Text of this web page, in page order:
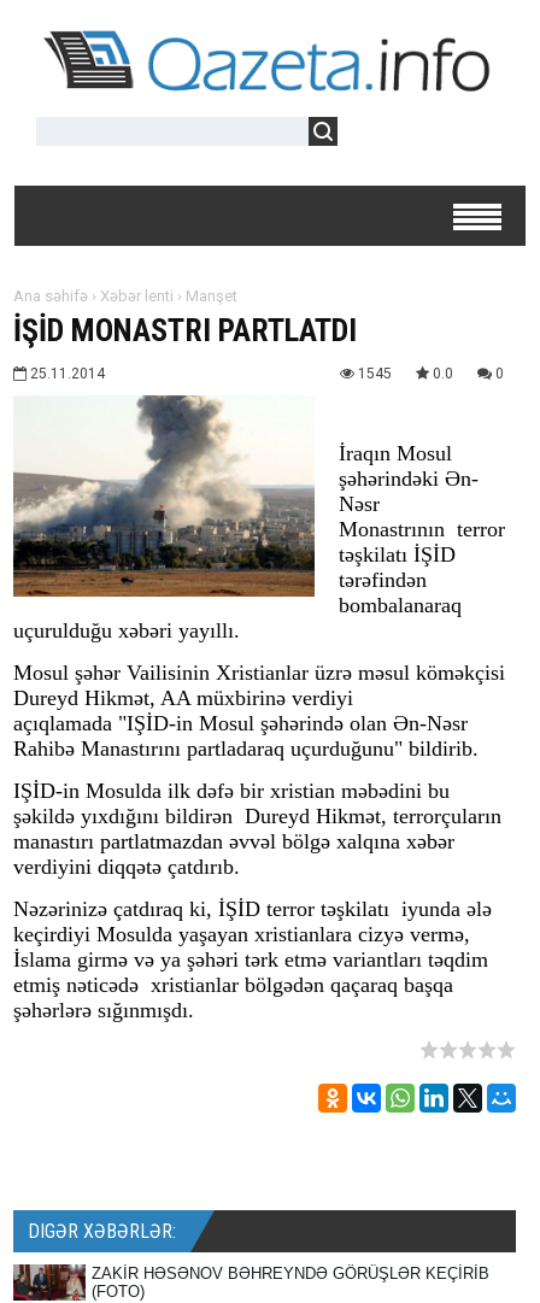
Ana səhifə › Xəbər lenti › Manşet
İŞİD MONASTRI PARTLATDI
25.11.2014 1545 0.0 0
İraqın Mosul
şəhərindəki Ən-
Nəsr
Monastrının terror
təşkilatı İŞİD
tərəfindən
bombalanaraq
uçurulduğu xəbəri yayıllı.
Mosul şəhər Vailisinin Xristianlar üzrə məsul köməkçisi
Dureyd Hikmət, AA müxbirinə verdiyi
açıqlamada "IŞİD-in Mosul şəhərində olan Ən-Nəsr
Rahibə Manastırını partladaraq uçurduğunu" bildirib.
IŞİD-in Mosulda ilk dəfə bir xristian məbədini bu
şəkildə yıxdığını bildirən Dureyd Hikmət, terrorçuların
manastırı partlatmazdan əvvəl bölgə xalqına xəbər
verdiyini diqqətə çatdırıb.
Nəzərinizə çatdıraq ki, İŞİD terror təşkilatı iyunda ələ
keçirdiyi Mosulda yaşayan xristianlara cizyə vermə,
İslama girmə və ya şəhəri tərk etmə variantları təqdim
etmiş nəticədə xristianlar bölgədən qaçaraq başqa
şəhərlərə sığınmışdı.
DIGƏR XƏBƏRLƏR:
ZAKİR HƏSƏNOV BƏHREYNDƏ GÖRÜŞLƏR KEÇİRİB
(FOTO)